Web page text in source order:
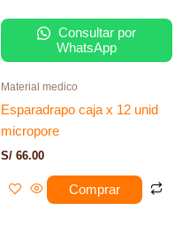
Consultar por
WhatsApp
Material medico
Esparadrapo caja x 12 unid
micropore
S/ 66.00
Comprar